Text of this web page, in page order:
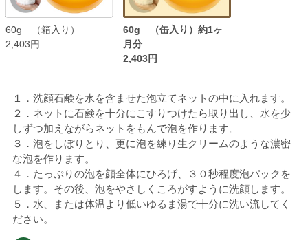
60g （箱入り）
2,403円
60g （缶入り）約1ヶ
月分
2,403円
１．洗顔石鹸を水を含ませた泡立てネットの中に入れます。
２．ネットに石鹸を十分にこすりつけたら取り出し、水を少
しずつ加えながらネットをもんで泡を作ります。
３．泡をしぼりとり、更に泡を練り生クリームのような濃密
な泡を作ります。
４．たっぷりの泡を顔全体にひろげ、３０秒程度泡パックを
します。その後、泡をやさしくころがすように洗顔します。
５．水、または体温より低いゆるま湯で十分に洗い流してく
ださい。